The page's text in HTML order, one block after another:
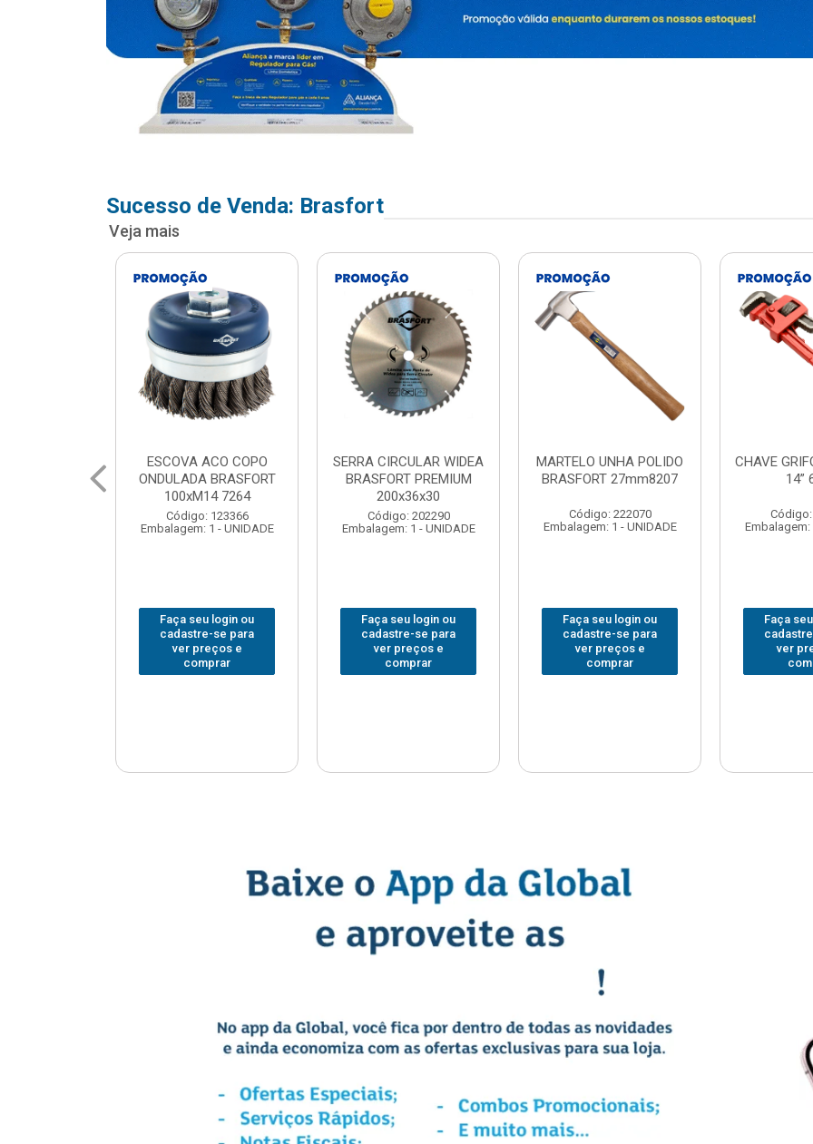
Sucesso de Venda: Brasfort
Veja mais
SERRA CIRCULAR WIDEA
BRASFORT PREMIUM
200x36x30
Código: 202290
Embalagem: 1 - UNIDADE
Faça seu login ou
cadastre-se para
ver preços e
comprar
MARTELO UNHA POLIDO
BRASFORT 27mm8207
Código: 222070
Embalagem: 1 - UNIDADE
Faça seu login ou
cadastre-se para
ver preços e
comprar
CHAVE GRIFO BRASFORT
14” 6012
Código: 231967
Embalagem: 1 - UNIDADE
Faça seu login ou
cadastre-se para
ver preços e
comprar
Embalagem:
Faça
ver